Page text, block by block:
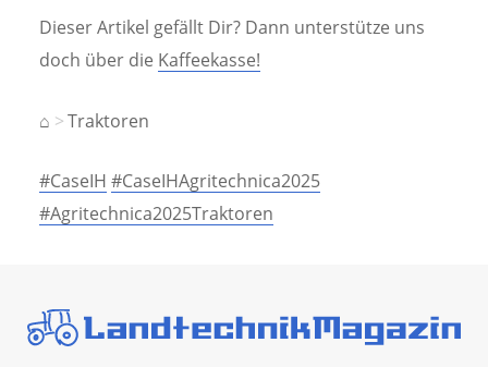
Dieser Artikel gefällt Dir? Dann unterstütze uns
doch über die Kaffeekasse!
⌂ Traktoren
#CaseIH #CaseIHAgritechnica2025
#Agritechnica2025Traktoren